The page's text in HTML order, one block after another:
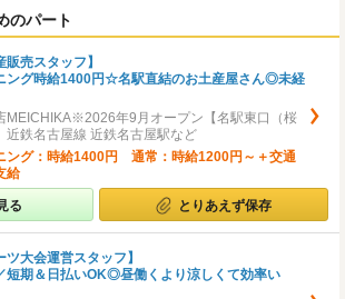
のパート
販売スタッフ】
ング時給1400円☆名駅直結のお土産屋さん◎未経
MEICHIKA※2026年9月オープン【名駅東口（桜
近鉄名古屋線 近鉄名古屋駅など
ング：時給1400円 通常：時給1200円～＋交通
給
る とりあえず保存
ツ大会運営スタッフ】
短期＆日払いOK◎昼働くより涼しくて効率い